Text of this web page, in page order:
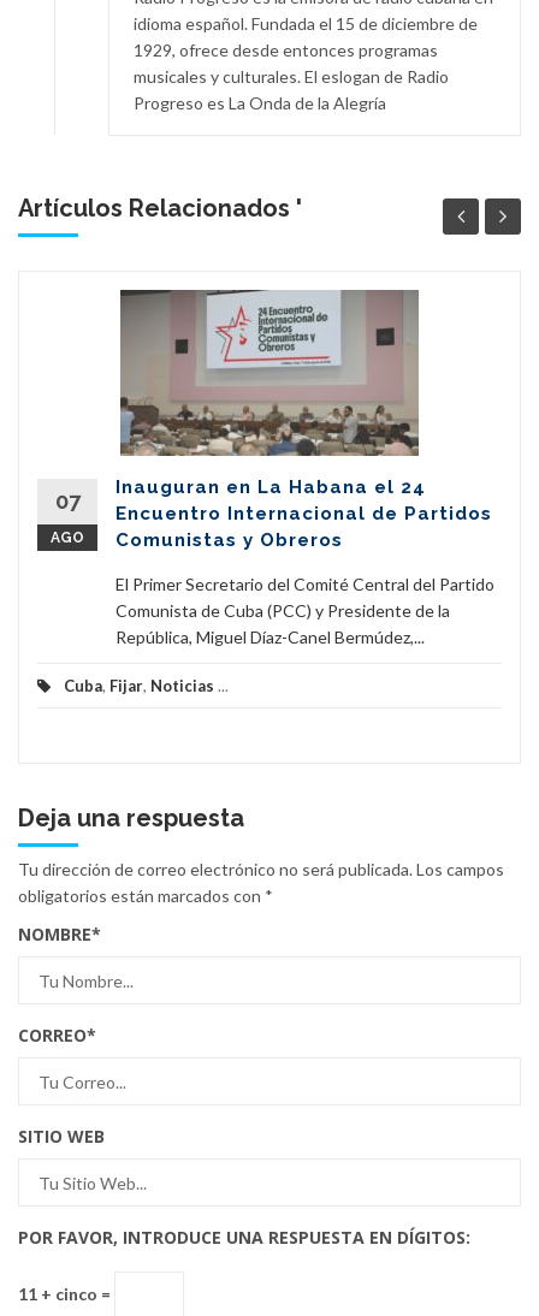
idioma español. Fundada el 15 de diciembre de
1929, ofrece desde entonces programas
musicales y culturales. El eslogan de Radio
Progreso es La Onda de la Alegría
Artículos Relacionados '
07
AGO
Inauguran en La Habana el 24
Encuentro Internacional de Partidos
Comunistas y Obreros
El Primer Secretario del Comité Central del Partido
Comunista de Cuba (PCC) y Presidente de la
República, Miguel Díaz-Canel Bermúdez,...
Cuba, Fijar, Noticias ...
Deja una respuesta
Tu dirección de correo electrónico no será publicada.Los campos
obligatorios están marcados con *
NOMBRE*
CORREO*
SITIO WEB
POR FAVOR, INTRODUCE UNA RESPUESTA EN DÍGITOS:
11 + cinco =